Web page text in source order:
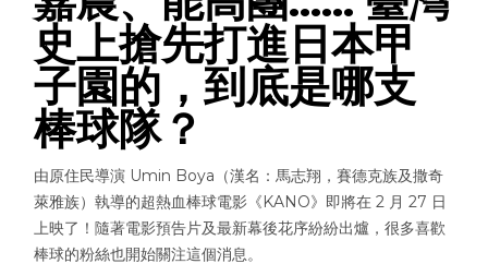
史上搶先打進日本甲
子園的，到底是哪支
棒球隊？
由原住民導演 Umin Boya（漢名：馬志翔，賽德克族及撒奇
萊雅族）執導的超熱血棒球電影《KANO》即將在 2 月 27 日
上映了！隨著電影預告片及最新幕後花序紛紛出爐，很多喜歡
棒球的粉絲也開始關注這個消息。